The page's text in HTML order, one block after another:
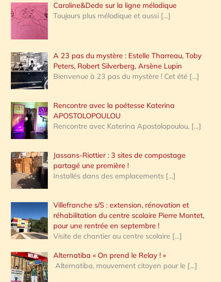
Caroline&Dede sur la ligne mélodique
Toujours plus mélodique et aussi […]
A 23 pas du mystère : Estelle Tharreau, Toby
Peters, Robert Silverberg, Arsène Lupin
Bienvenue à 23 pas du mystère ! Cet été […]
Rencontre avec la poétesse Katerina
APOSTOLOPOULOU
Rencontre avec Katerina Apostolopoulou, […]
Jassans-Riottier : 3 sites de compostage
partagé une première !
Installés dans des emplacements […]
Villefranche s/S : extension, rénovation et
réhabilitation du centre scolaire Pierre Montet,
pour une rentrée en septembre !
Visite de chantier au centre scolaire […]
Alternatiba « On prend le Relay ! »
Alternatiba, mouvement citoyen pour le […]